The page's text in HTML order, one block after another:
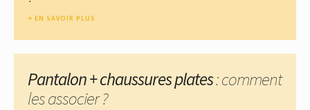
EN SAVOIR PLUS
Pantalon + chaussures plates: comment
les associer ?